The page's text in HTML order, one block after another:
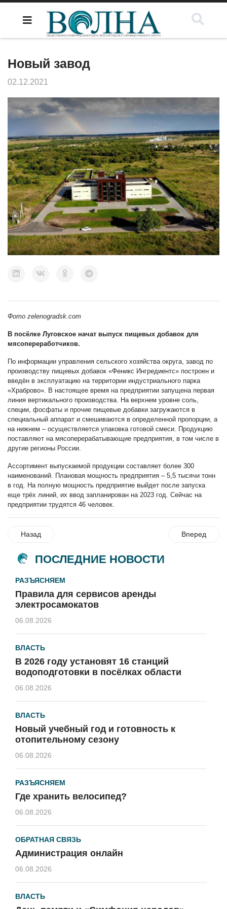
Новый завод
02.12.2021
Фото zelenogradsk.com
В посёлке Луговское начат выпуск пищевых добавок для
мясопереработчиков.
По информации управления сельского хозяйства округа, завод по
производству пищевых добавок «Феникс Ингредиентс» построен и
введён в эксплуатацию на территории индустриального парка
«Храброво». В настоящее время на предприятии запущена первая
линия вертикального производства. На верхнем уровне соль,
специи, фосфаты и прочие пищевые добавки загружаются в
специальный аппарат и смешиваются в определенной пропорции, а
на нижнем – осуществляется упаковка готовой смеси. Продукцию
поставляют на мясоперерабатывающие предприятия, в том числе в
другие регионы России.
Ассортимент выпускаемой продукции составляет более 300
наименований. Плановая мощность предприятия – 5,5 тысячи тонн
в год. На полную мощность предприятие выйдет после запуска
еще трёх линий, их ввод запланирован на 2023 год. Сейчас на
предприятии трудятся 46 человек.
Назад Вперед
ПОСЛЕДНИЕ НОВОСТИ
РАЗЪЯСНЯЕМ
Правила для сервисов аренды
электросамокатов
06.08.2026
ВЛАСТЬ
В 2026 году установят 16 станций
водоподготовки в посёлках области
06.08.2026
ВЛАСТЬ
Новый учебный год и готовность к
отопительному сезону
06.08.2026
РАЗЪЯСНЯЕМ
Где хранить велосипед?
06.08.2026
ОБРАТНАЯ СВЯЗЬ
Администрация онлайн
06.08.2026
ВЛАСТЬ